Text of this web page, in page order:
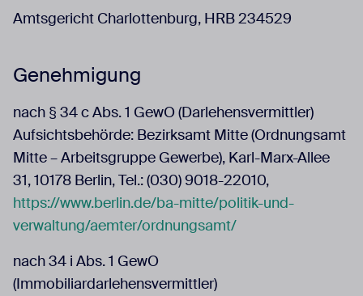
Amtsgericht Charlottenburg, HRB 234529
Genehmigung
nach § 34 c Abs. 1 GewO (Darlehensvermittler)
Aufsichtsbehörde: Bezirksamt Mitte (Ordnungsamt
Mitte – Arbeitsgruppe Gewerbe), Karl-Marx-Allee
31, 10178 Berlin, Tel.: (030) 9018-22010,
https://www.berlin.de/ba-mitte/politik-und-
verwaltung/aemter/ordnungsamt/
nach 34 i Abs. 1 GewO
(Immobiliardarlehensvermittler)